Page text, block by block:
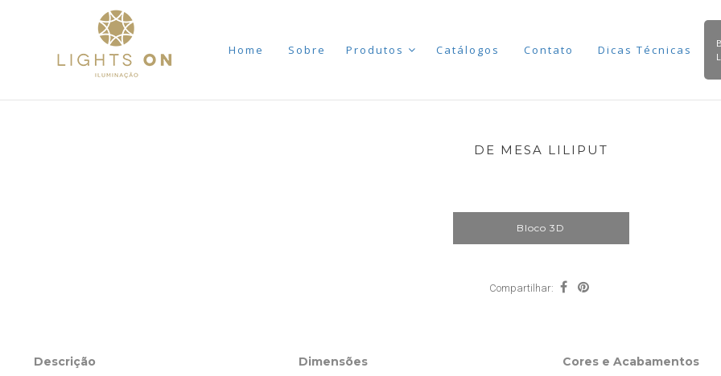
Home Sobre Produtos Catálogos Contato Dicas Técnicas
DE MESA LILIPUT
Bloco 3D
Compartilhar:
Descrição Dimensões Cores e Acabamentos